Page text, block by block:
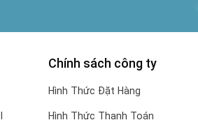
Chính sách công ty
Hình Thức Đặt Hàng
Hình Thức Thanh Toán